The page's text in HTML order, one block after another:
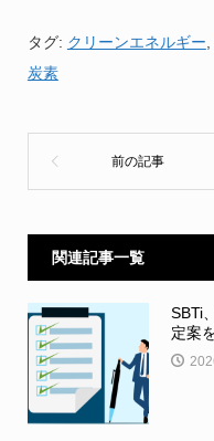
タグ: クリーンエネルギー
炭素
関連記事一覧
SBTi
定案